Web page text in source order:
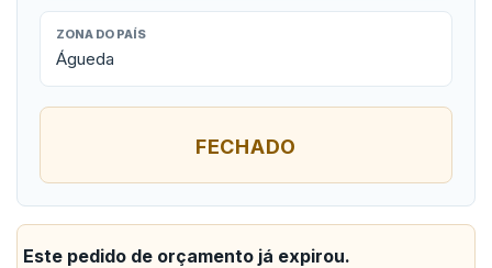
ZONA DO PAÍS
Águeda
FECHADO
Este pedido de orçamento já expirou.